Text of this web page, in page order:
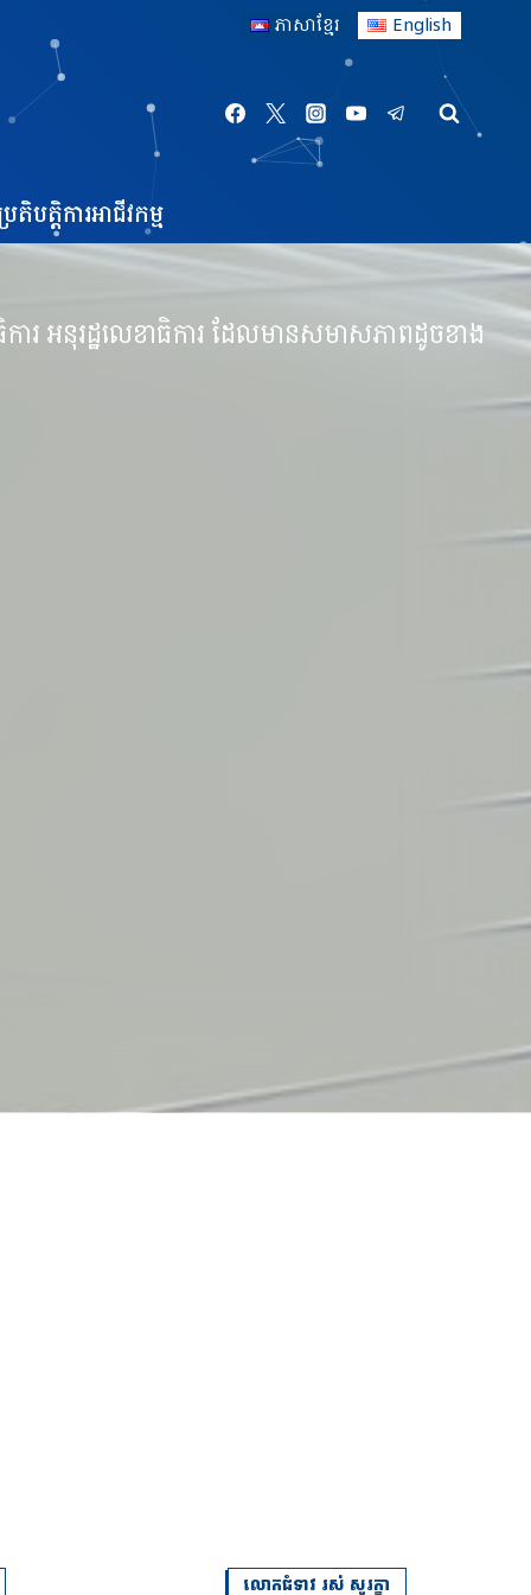
ភាសាខ្មែរ English
បត្តិការអាជីវកម្ម
ារ អនុរដ្ឋលេខាធិការ ដែលមានសមាសភាពដូចខាង
លោកជំទាវ រស់ សូរក្ខា